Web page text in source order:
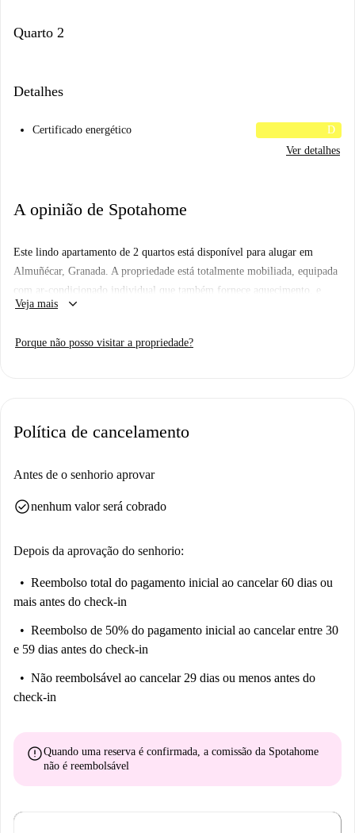
Quarto 2
Detalhes
Certificado energético
D
Ver detalhes
A opinião de Spotahome
Este lindo apartamento de 2 quartos está disponível para alugar em
Almuñécar, Granada. A propriedade está totalmente mobiliada, equipada
com ar-condicionado individual que também fornece aquecimento, e
inclui um sistema de aquecimento de água elétrico. O apartamento
Desfrute da conveniência de um elevador e de uma varanda ou terraço
Reserve sua próxima casa com a Spotahome hoje mesmo! Localizada no
praias de La Enramada e La Bonita, perfeitas para relaxar. Há também
diversas opções gastronômicas, como Los Laureles, Mesón Juanjo e El
viver em um local vibrante e bonito.
Veja mais keyboard_arrow_down
Porque não posso visitar a propriedade?
Política de cancelamento
Antes de o senhorio aprovar
check_circlenenhum valor será cobrado
Depois da aprovação do senhorio:
Reembolso total do pagamento inicial ao cancelar 60 dias ou
mais antes do check-in
Reembolso de 50% do pagamento inicial ao cancelar entre 30
e 59 dias antes do check-in
Não reembolsável ao cancelar 29 dias ou menos antes do
check-in
errorQuando uma reserva é confirmada, a comissão da Spotahome
não é reembolsável